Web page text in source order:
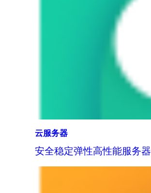
云服务器
安全稳定弹性高性能服务器